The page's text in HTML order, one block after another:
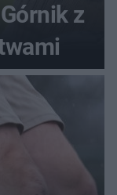
z